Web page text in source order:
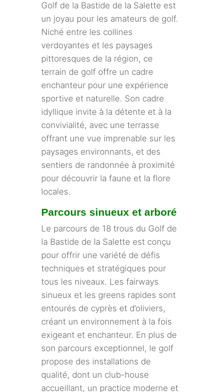
Golf de la Bastide de la Salette est
un joyau pour les amateurs de golf.
Niché entre les collines
verdoyantes et les paysages
pittoresques de la région, ce
terrain de golf offre un cadre
enchanteur pour une expérience
sportive et naturelle. Son cadre
idyllique invite à la détente et à la
convivialité, avec une terrasse
offrant une vue imprenable sur les
paysages environnants, et des
sentiers de randonnée à proximité
pour découvrir la faune et la flore
locales.
Parcours sinueux et arboré
Le parcours de 18 trous du Golf de
la Bastide de la Salette est conçu
pour offrir une variété de défis
techniques et stratégiques pour
tous les niveaux. Les fairways
sinueux et les greens rapides sont
entourés de cyprès et d’oliviers,
créant un environnement à la fois
exigeant et enchanteur. En plus de
son parcours exceptionnel, le golf
propose des installations de
qualité, dont un club-house
accueillant, un practice moderne et